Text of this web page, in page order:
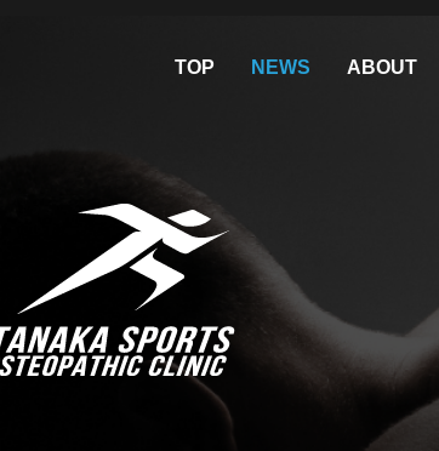
TOP NEWS ABOUT